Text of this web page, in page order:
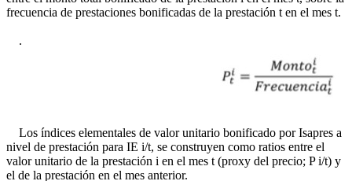
frecuencia de prestaciones bonificadas de la prestación t en el mes t.
.
Los índices elementales de valor unitario bonificado por Isapres a
nivel de prestación para IE i/t, se construyen como ratios entre el
valor unitario de la prestación i en el mes t (proxy del precio; P i/t) y
el de la prestación en el mes anterior.